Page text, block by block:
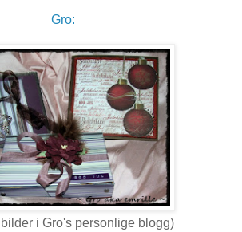
Gro:
i Gro's personlige blogg)